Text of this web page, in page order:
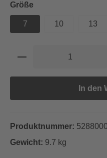
Größe
7 10 13
Produkt Anzahl:
In den
Produktnummer:
Gewicht: 9.7 kg